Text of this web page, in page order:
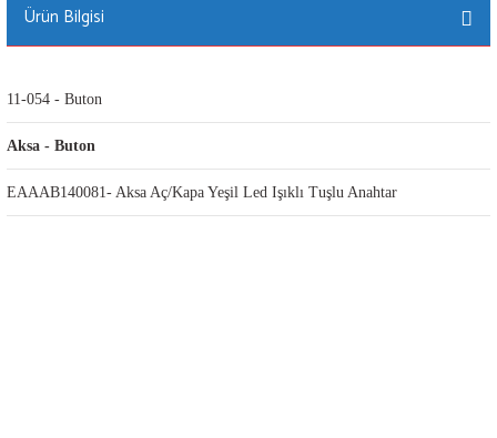
Ürün Bilgisi
11-054 - Buton
Aksa - Buton
EAAAB140081- Aksa Aç/Kapa Yeşil Led Işıklı Tuşlu Anahtar